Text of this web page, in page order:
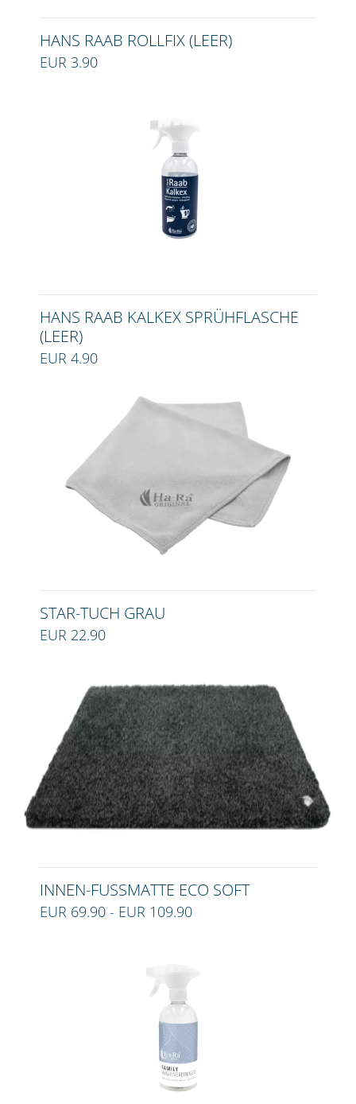
HANS RAAB ROLLFIX (LEER)
EUR 3.90
HANS RAAB KALKEX SPRÜHFLASCHE
(LEER)
EUR 4.90
STAR-TUCH GRAU
EUR 22.90
INNEN-FUSSMATTE ECO SOFT
EUR 69.90 - EUR 109.90